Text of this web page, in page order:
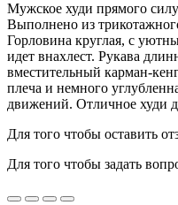
Мужское худи прямого
Выполнено из
Горловина круглая, с
идет внахлест. Рукава
вместительный карман-
плеча и немного
движений. Отличное худи
Для того чтобы оставить
Для того чтобы задать